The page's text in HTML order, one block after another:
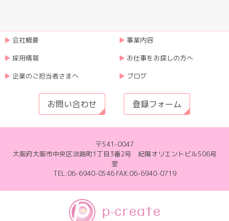
会社概要
事業内容
採用情報
お仕事をお探しの方へ
企業のご担当者さまへ
ブログ
お問い合わせ 登録フォーム
〒541-0047
大阪府大阪市中央区淡路町1丁目3番2号 紀陽オリエントビル506号
室
TEL:06-6940-0546 FAX:06-6940-0719